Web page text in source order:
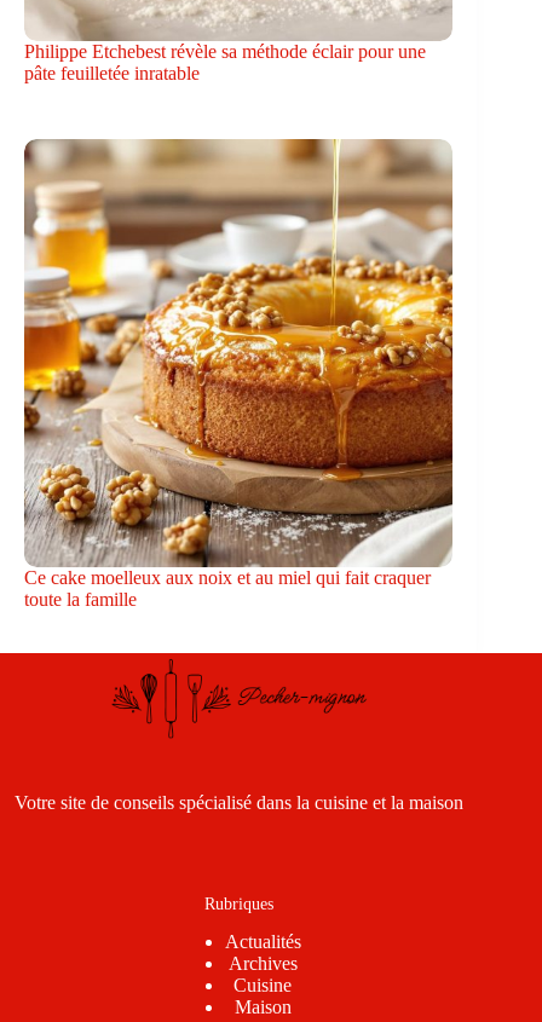
Philippe Etchebest révèle sa méthode éclair pour une
pâte feuilletée inratable
Ce cake moelleux aux noix et au miel qui fait craquer
toute la famille
Votre site de conseils spécialisé dans la cuisine et la maison
Rubriques
Actualités
Archives
Cuisine
Maison